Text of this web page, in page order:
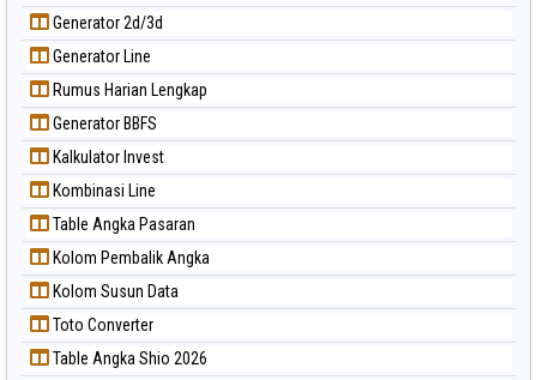
Generator 2d/3d
Generator Line
Rumus Harian Lengkap
Generator BBFS
Kalkulator Invest
Kombinasi Line
Table Angka Pasaran
Kolom Pembalik Angka
Kolom Susun Data
Toto Converter
Table Angka Shio 2026